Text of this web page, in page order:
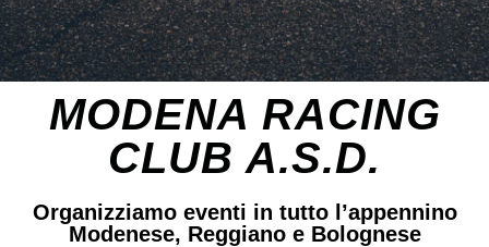
MODENA RACING
CLUB A.S.D.
Organizziamo eventi in tutto l’appennino
Modenese, Reggiano e Bolognese